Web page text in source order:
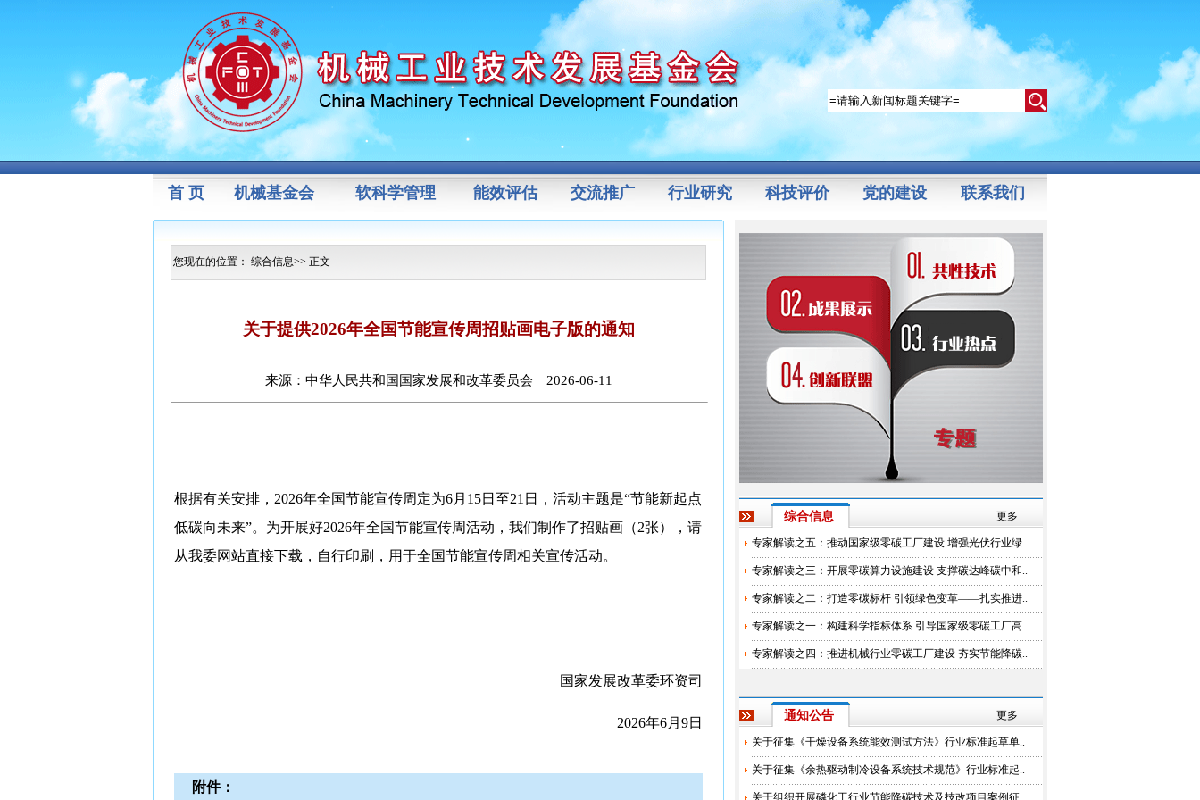
首 页 机械基金会 软科学管理 能效评估 交流推广 行业研究 科技评价 党的建设 联系我们
您现在的位置： 综合信息>> 正文
关于提供2026年全国节能宣传周招贴画电子版的通知
来源：中华人民共和国国家发展和改革委员会 2026-06-11
根据有关安排，2026年全国节能宣传周定为6月15日至21日，活动主题是“节能新起点
低碳向未来”。为开展好2026年全国节能宣传周活动，我们制作了招贴画（2张），请
从我委网站直接下载，自行印刷，用于全国节能宣传周相关宣传活动。
国家发展改革委环资司
2026年6月9日
附件：
综合信息 更多
专家解读之五：推动国家级零碳工厂建设 增强光伏行业绿..
专家解读之三：开展零碳算力设施建设 支撑碳达峰碳中和..
专家解读之二：打造零碳标杆 引领绿色变革——扎实推进..
专家解读之一：构建科学指标体系 引导国家级零碳工厂高..
专家解读之四：推进机械行业零碳工厂建设 夯实节能降碳..
通知公告 更多
关于征集《干燥设备系统能效测试方法》行业标准起草单..
关于征集《余热驱动制冷设备系统技术规范》行业标准起..
关于组织开展磷化工行业节能降碳技术及技改项目案例征..